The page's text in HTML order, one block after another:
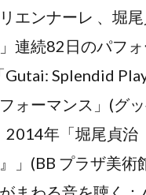
リエンナーレ 、堀
連続82日のパフォ
Splendid
ォーマンス」(グ
2014年「堀尾貞治
」(BB プラザ美術